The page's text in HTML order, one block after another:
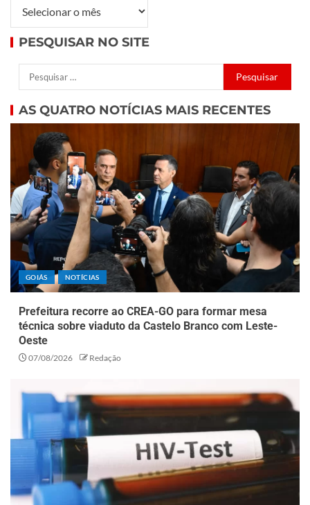
PESQUISAR NO SITE
AS QUATRO NOTÍCIAS MAIS RECENTES
GOIÁS NOTÍCIAS
Prefeitura recorre ao CREA-GO para formar mesa
técnica sobre viaduto da Castelo Branco com Leste-
Oeste
07/08/2026 Redação